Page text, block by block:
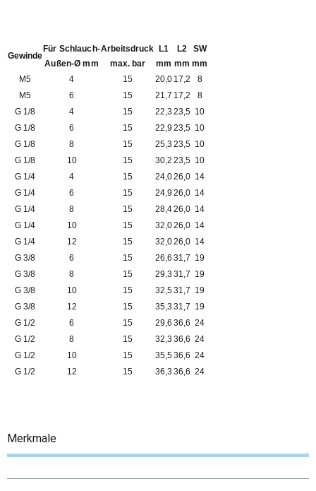
Gewinde
Für Schlauch-
Außen-Ø mm
Arbeitsdruck
max. bar
L1
mm
L2
mm
SW
mm
M5
4 15 20,0 17,2
8
M5
6 15 21,7 17,2
8
G 1/8
4 15 22,3 23,5 10
G 1/8
6 15 22,9 23,5 10
G 1/8
8 15 25,3 23,5 10
G 1/8
10 15 30,2 23,5 10
G 1/4
4 15 24,026,0 14
G 1/4
6 15 24,9 26,0 14
G 1/4
8 15 28,426,0 14
G 1/4
10 15 32,026,0 14
G 1/4
12 15 32,026,0 14
G 3/8
6 15 26,6 31,7 19
G 3/8
8 15 29,3 31,7 19
G 3/8
10 15 32,531,7 19
G 3/8
12 15 35,3 31,7 19
G 1/2
6 15 29,6 36,6 24
G 1/2
8 15 32,3 36,6 24
G 1/2
10 15 35,536,6 24
G 1/2
12 15 36,3 36,6 24
Merkmale